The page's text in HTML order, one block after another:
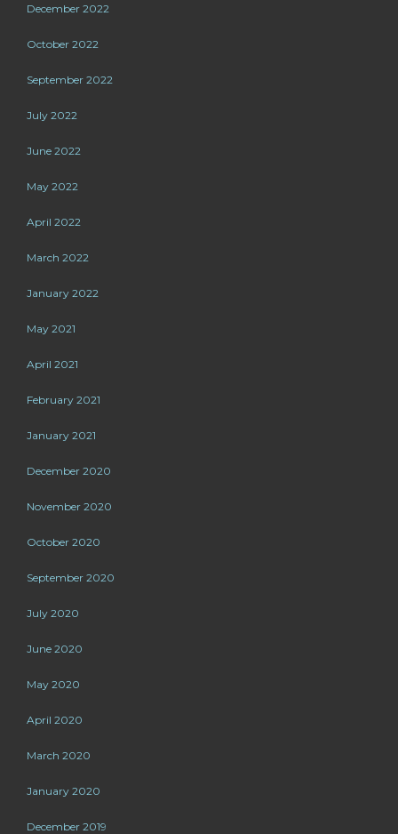
December 2022
October 2022
September 2022
July 2022
June 2022
May 2022
April 2022
March 2022
January 2022
May 2021
April 2021
February 2021
January 2021
December 2020
November 2020
October 2020
September 2020
July 2020
June 2020
May 2020
April 2020
March 2020
January 2020
December 2019